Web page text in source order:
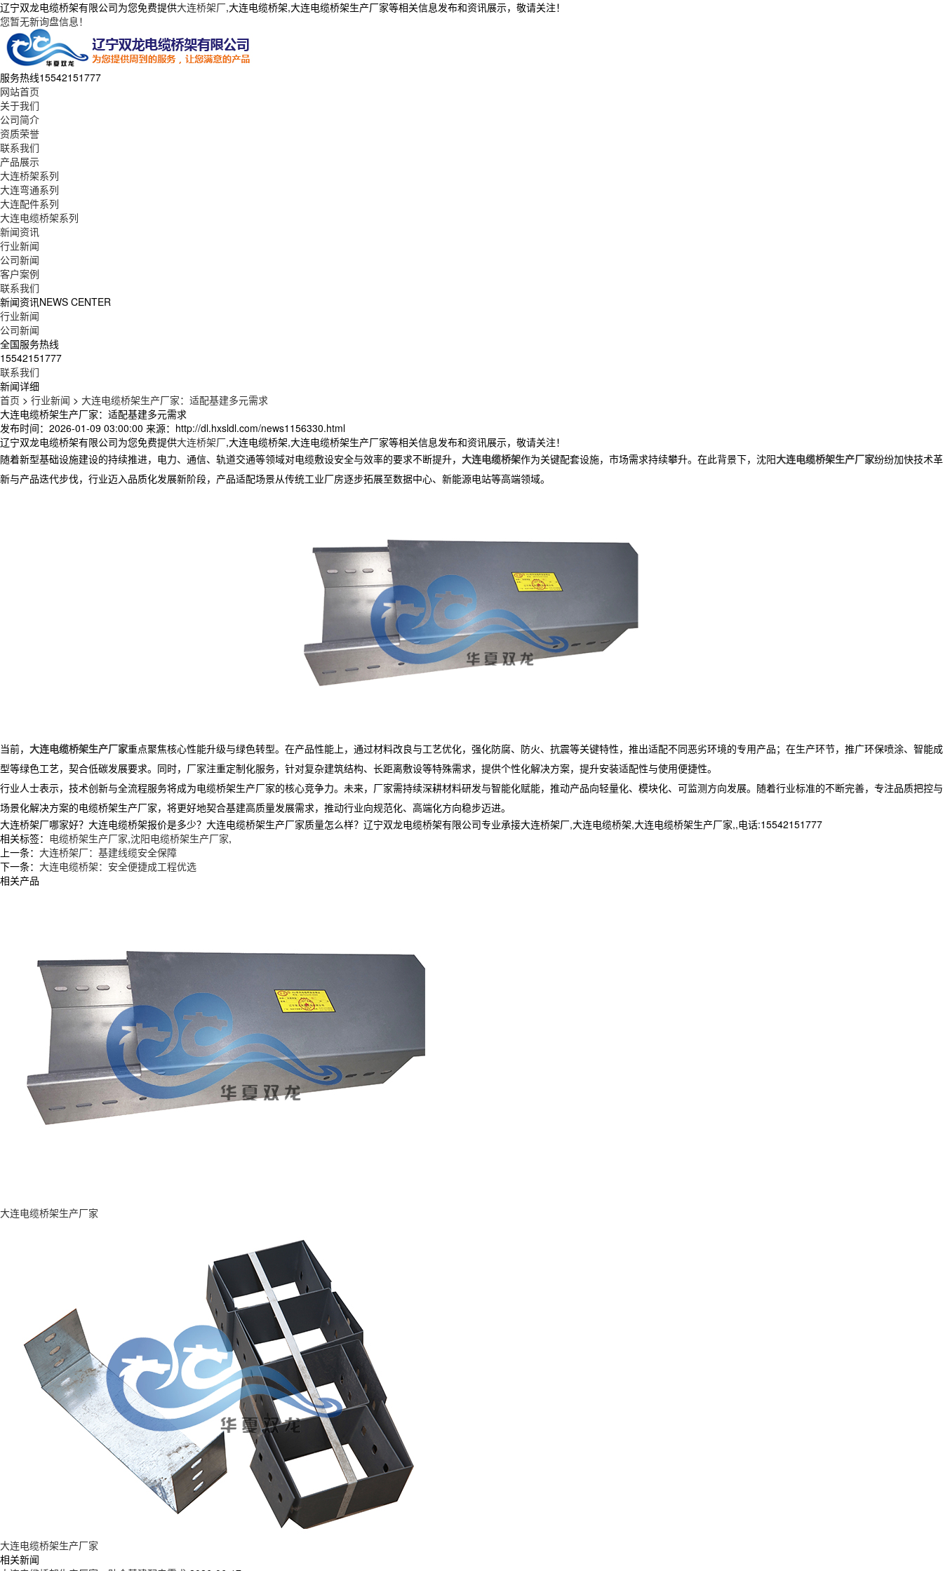
辽宁双龙电缆桥架有限公司为您免费提供大连桥架厂,大连电缆桥架,大连电缆桥架生产厂家等相关信息发布和资讯展示，敬请关注！
您暂无新询盘信息！
服务热线15542151777
网站首页
关于我们
公司简介
资质荣誉
联系我们
产品展示
大连桥架系列
大连弯通系列
大连配件系列
大连电缆桥架系列
新闻资讯
行业新闻
公司新闻
客户案例
联系我们
新闻资讯NEWS CENTER
行业新闻
公司新闻
全国服务热线
15542151777
联系我们
新闻详细
首页 > 行业新闻 > 大连电缆桥架生产厂家：适配基建多元需求
大连电缆桥架生产厂家：适配基建多元需求
发布时间：2026-01-09 03:00:00 来源：http://dl.hxsldl.com/news1156330.html
辽宁双龙电缆桥架有限公司为您免费提供大连桥架厂,大连电缆桥架,大连电缆桥架生产厂家等相关信息发布和资讯展示，敬请关注！
随着新型基础设施建设的持续推进，电力、通信、轨道交通等领域对电缆敷设安全与效率的要求不断提升， 大连电缆桥架作为关键配套设施，市场需求持续攀升。在此背景下，沈阳大连电缆桥架生产厂家纷纷加快技术革
新与产品迭代步伐，行业迈入品质化发展新阶段，产品适配场景从传统工业厂房逐步拓展至数据中心、新能源电站等高端领域。
当前， 大连电缆桥架生产厂家重点聚焦核心性能升级与绿色转型。在产品性能上，通过材料改良与工艺优化，强化防腐、防火、抗震等关键特性，推出适配不同恶劣环境的专用产品；在生产环节，推广环保喷涂、智能成
型等绿色工艺，契合低碳发展要求。同时，厂家注重定制化服务，针对复杂建筑结构、长距离敷设等特殊需求，提供个性化解决方案，提升安装适配性与使用便捷性。
行业人士表示，技术创新与全流程服务将成为电缆桥架生产厂家的核心竞争力。未来，厂家需持续深耕材料研发与智能化赋能，推动产品向轻量化、模块化、可监测方向发展。随着行业标准的不断完善，专注品质把控与
场景化解决方案的电缆桥架生产厂家，将更好地契合基建高质量发展需求，推动行业向规范化、高端化方向稳步迈进。
大连桥架厂哪家好？大连电缆桥架报价是多少？大连电缆桥架生产厂家质量怎么样？辽宁双龙电缆桥架有限公司专业承接大连桥架厂,大连电缆桥架,大连电缆桥架生产厂家,,电话:15542151777
相关标签： 电缆桥架生产厂家,沈阳电缆桥架生产厂家,
上一条： 大连桥架厂：基建线缆安全保障
下一条： 大连电缆桥架：安全便捷成工程优选
相关产品
大连电缆桥架生产厂家
大连电缆桥架生产厂家
相关新闻